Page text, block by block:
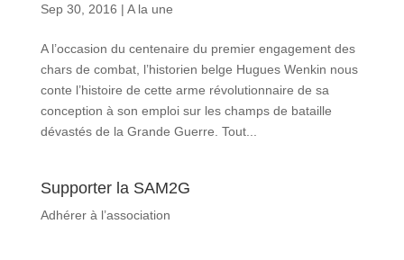
Sep 30, 2016 | A la une
A l’occasion du centenaire du premier engagement des
chars de combat, l’historien belge Hugues Wenkin nous
conte l’histoire de cette arme révolutionnaire de sa
conception à son emploi sur les champs de bataille
dévastés de la Grande Guerre. Tout...
Supporter la SAM2G
Adhérer à l’association